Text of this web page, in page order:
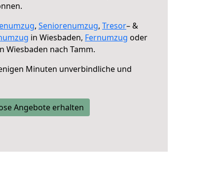
, Seniorenumzug, Tresor– &
in Wiesbaden, Fernumzug oder
Wiesbaden nach Tamm.
Minuten unverbindliche und
Angebote erhalten